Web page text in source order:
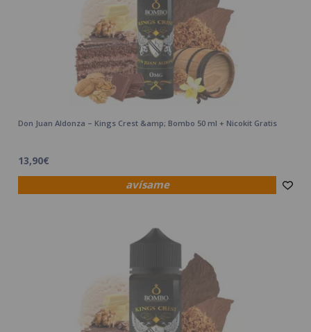
avísame
Don Juan Aldonza – Kings Crest &amp; Bombo 50 ml + Nicokit Gratis
13,90€